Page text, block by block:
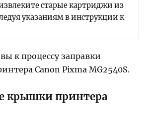
старые картриджи из
указаниям в инструкции к
к процессу заправки
Canon Pixma MG2540S.
крышки принтера